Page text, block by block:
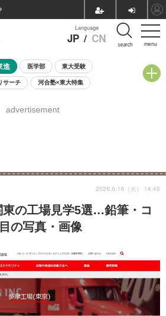
menu
Language
JP / CN search
進 医学部 東大受験
サーチ 河合塾×東大特集
開催学校説明会・相談会
advertisement
東の工場見学5選…鉛筆・コ
の写真・画像
2026.6.16（火） 14:45